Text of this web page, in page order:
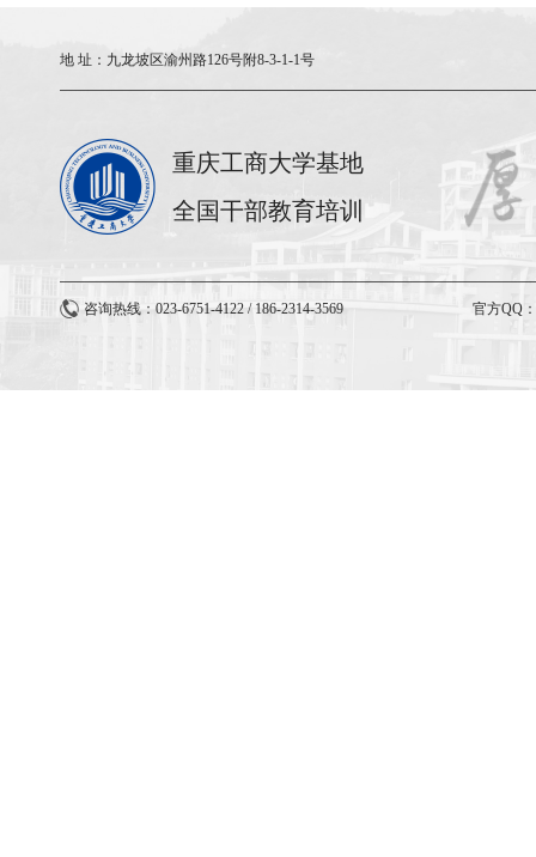
地 址： 九龙坡区渝州路126号附8-3-1-1号
重庆工商大学基地
全国干部教育培训
咨询热线：023-6751-4122 / 186-2314-3569 官方QQ